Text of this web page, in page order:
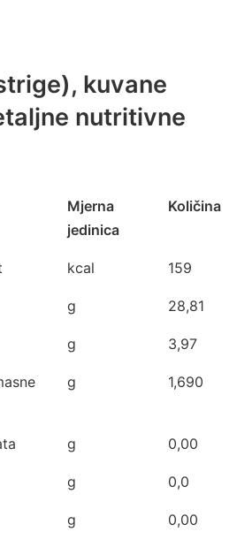
kuvane
nutritivne
Mjerna
jedinica
Količina
kcal 159
g 28,81
g 3,97
g 1,690
g 0,00
g 0,0
g 0,00